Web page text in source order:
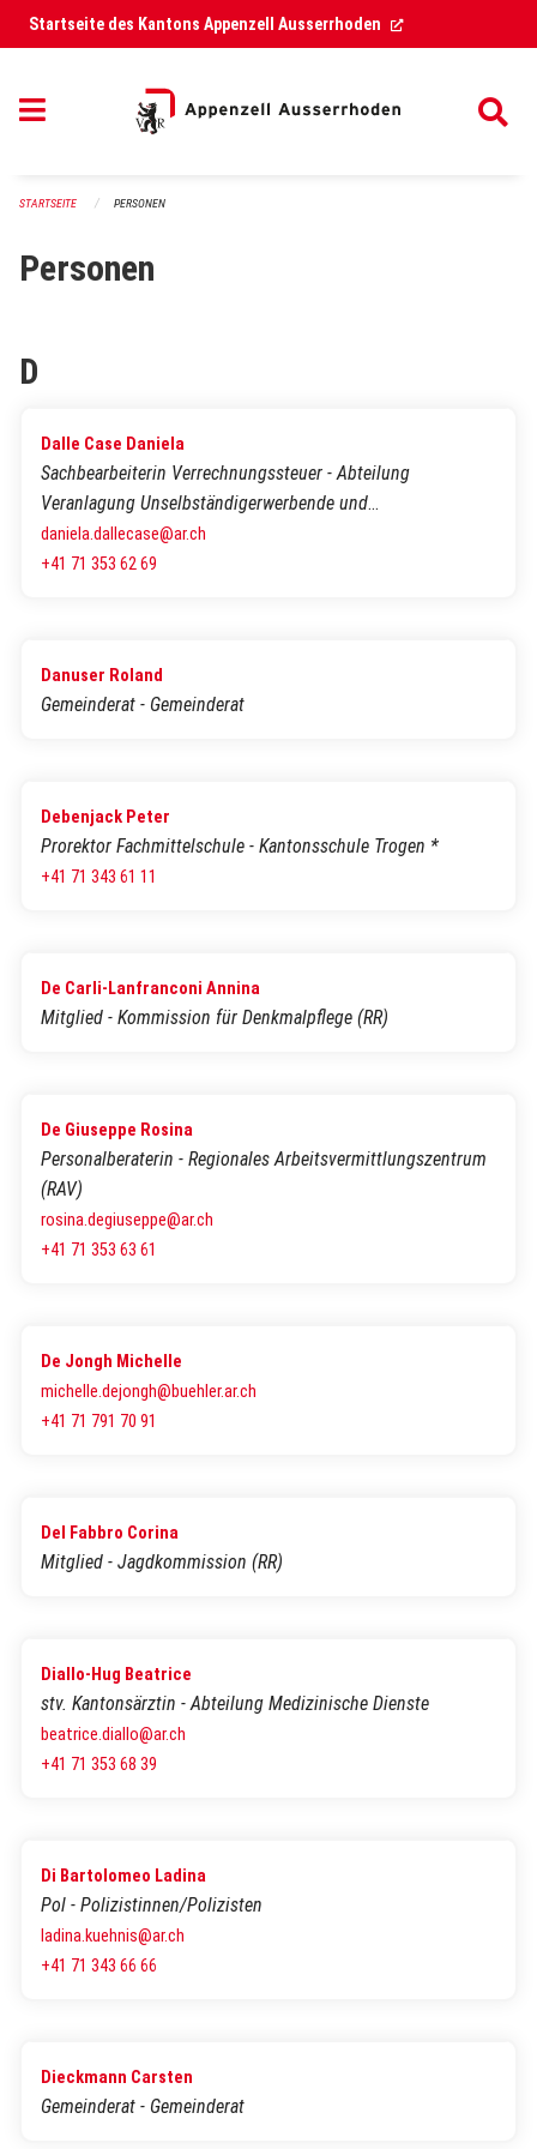
Navigation überspringen
Startseite des Kantons Appenzell Ausserrhoden (External Link)
STARTSEITE PERSONEN
Personen
D
Dalle Case Daniela
Sachbearbeiterin Verrechnungssteuer - Abteilung
Veranlagung Unselbständigerwerbende und
Nichterwerbstätige (USE und NE)
daniela.dallecase@ar.ch
+41 71 353 62 69
Danuser Roland
Gemeinderat - Gemeinderat
Debenjack Peter
Prorektor Fachmittelschule - Kantonsschule Trogen *
+41 71 343 61 11
De Carli-Lanfranconi Annina
Mitglied - Kommission für Denkmalpflege (RR)
De Giuseppe Rosina
Personalberaterin - Regionales Arbeitsvermittlungszentrum
(RAV)
rosina.degiuseppe@ar.ch
+41 71 353 63 61
De Jongh Michelle
michelle.dejongh@buehler.ar.ch
+41 71 791 70 91
Del Fabbro Corina
Mitglied - Jagdkommission (RR)
Diallo-Hug Beatrice
stv. Kantonsärztin - Abteilung Medizinische Dienste
beatrice.diallo@ar.ch
+41 71 353 68 39
Di Bartolomeo Ladina
Pol - Polizistinnen/Polizisten
ladina.kuehnis@ar.ch
+41 71 343 66 66
Dieckmann Carsten
Gemeinderat - Gemeinderat